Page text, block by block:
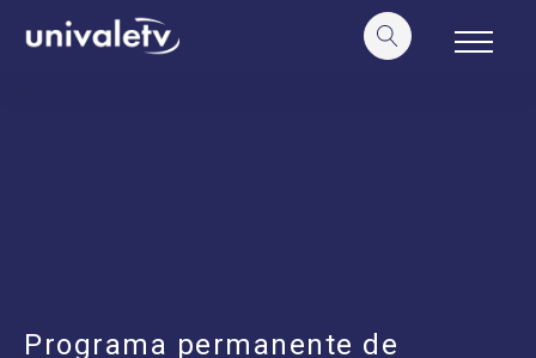
conteúdo
Programa permanente de